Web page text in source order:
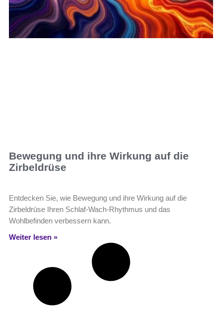
Bewegung und ihre Wirkung auf die
Zirbeldrüse
Entdecken Sie, wie Bewegung und ihre Wirkung auf die
Zirbeldrüse Ihren Schlaf-Wach-Rhythmus und das
Wohlbefinden verbessern kann.
Weiter lesen »